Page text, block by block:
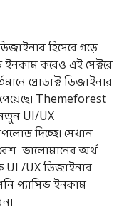
হিসেবে গড়ে
ইনকাম করেও এই সেক্টরে
প্রোডাক্ট ডিজাইনার
পেয়েছে। Themeforest
নতুন UI/UX
দিচ্ছে। সেখান
ভালোমানের অর্থ
/UX ডিজাইনার
প্যাসিভ ইনকাম